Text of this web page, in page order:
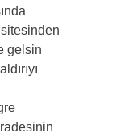
sitesinden
gelsin